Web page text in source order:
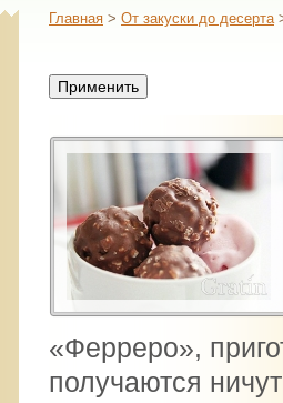
Главная > От закуски до десерта
«Ферреро»,
получаются